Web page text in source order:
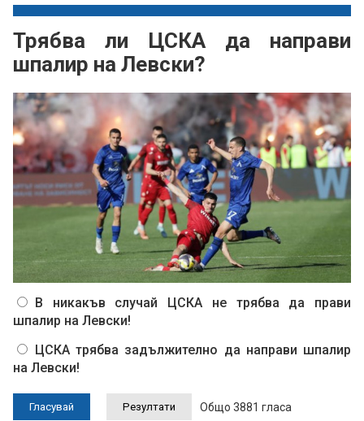
Трябва ли ЦСКА да направи
шпалир на Левски?
В никакъв случай ЦСКА не трябва да прави
шпалир на Левски!
ЦСКА трябва задължително да направи шпалир
на Левски!
Общо 3881 гласа